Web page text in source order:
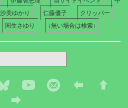
美ゆかり 仁藤優子
クリッパー
国生さゆり ↓無い場合は検索↓